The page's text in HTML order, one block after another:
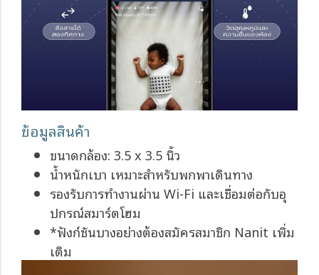
ข้อมูลสินค้า
ขนาดกล้อง: 3.5 x 3.5 นิ้ว
น้ำหนักเบา เหมาะสำหรับพกพาเดินทาง
รองรับการทำงานผ่าน Wi-Fi และเชื่อมต่อกับอุ
ปกรณ์สมาร์ตโฮม
*ฟังก์ชันบางอย่างต้องสมัครสมาชิก Nanit เพิ่ม
เติม